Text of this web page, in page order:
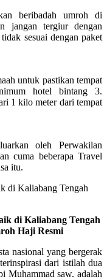
beribadah umroh di
jangan tergiur dengan
sesuai dengan paket
untuk pastikan tempat
hotel bintang 3.
1 kilo meter dari tempat
oleh Perwakilan
cuma beberapa Travel
itu.
di Kaliabang Tengah
Haji Resmi
nasional yang bergerak
dari istilah dua
Muhammad saw. adalah